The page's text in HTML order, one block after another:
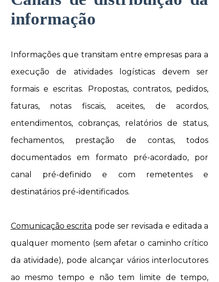
informação
Informações que transitam entre empresas para a
execução de atividades logísticas devem ser
formais e escritas. Propostas, contratos, pedidos,
faturas, notas fiscais, aceites, de acordos,
entendimentos, cobranças, relatórios de status,
fechamentos, prestação de contas, todos
documentados em formato pré-acordado, por
canal pré-definido e com remetentes e
destinatários pré-identificados.
Comunicação escrita pode ser revisada e editada a
qualquer momento (sem afetar o caminho crítico
da atividade), pode alcançar vários interlocutores
ao mesmo tempo e não tem limite de tempo,